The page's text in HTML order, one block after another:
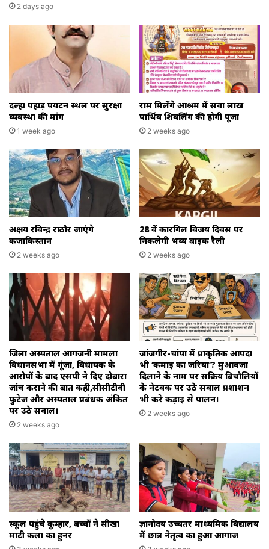
प्रद2 days ago
दल्हा पहाड़ पर्यटन स्थल पर सुरक्षा
व्यवस्था की मांग
1 week ago
राम मिलेंगे आश्रम में सवा लाख
पार्थिव शिवलिंग की होगी पूजा
2 weeks ago
अक्षय रविन्द्र राठौर जाएंगे
कजाकिस्तान
2 weeks ago
28 वें कारगिल विजय दिवस पर
निकलेगी भव्य बाइक रैली
2 weeks ago
जिला अस्पताल आगजनी मामला
विधानसभा में गूंजा, विधायक के
आरोपों के बाद एसपी ने दिए दोबारा
जांच कराने की बात कही,सीसीटीवी
फुटेज और अस्पताल प्रबंधक अंकित
पर उठे सवाल।
2 weeks ago
जांजगीर-चांपा में प्राकृतिक आपदा
भी ‘कमाई का जरिया’? मुआवजा
दिलाने के नाम पर सक्रिय बिचौलियों
के नेटवर्क पर उठे सवाल प्रशाशन
भी करे कड़ाई से पालन।
2 weeks ago
स्कूल पहुंचे कुम्हार, बच्चों ने सीखा
माटी कला का हुनर
ज्ञानोदय उच्चतर माध्यमिक विद्यालय
में छात्र नेतृत्व का हुआ आगाज